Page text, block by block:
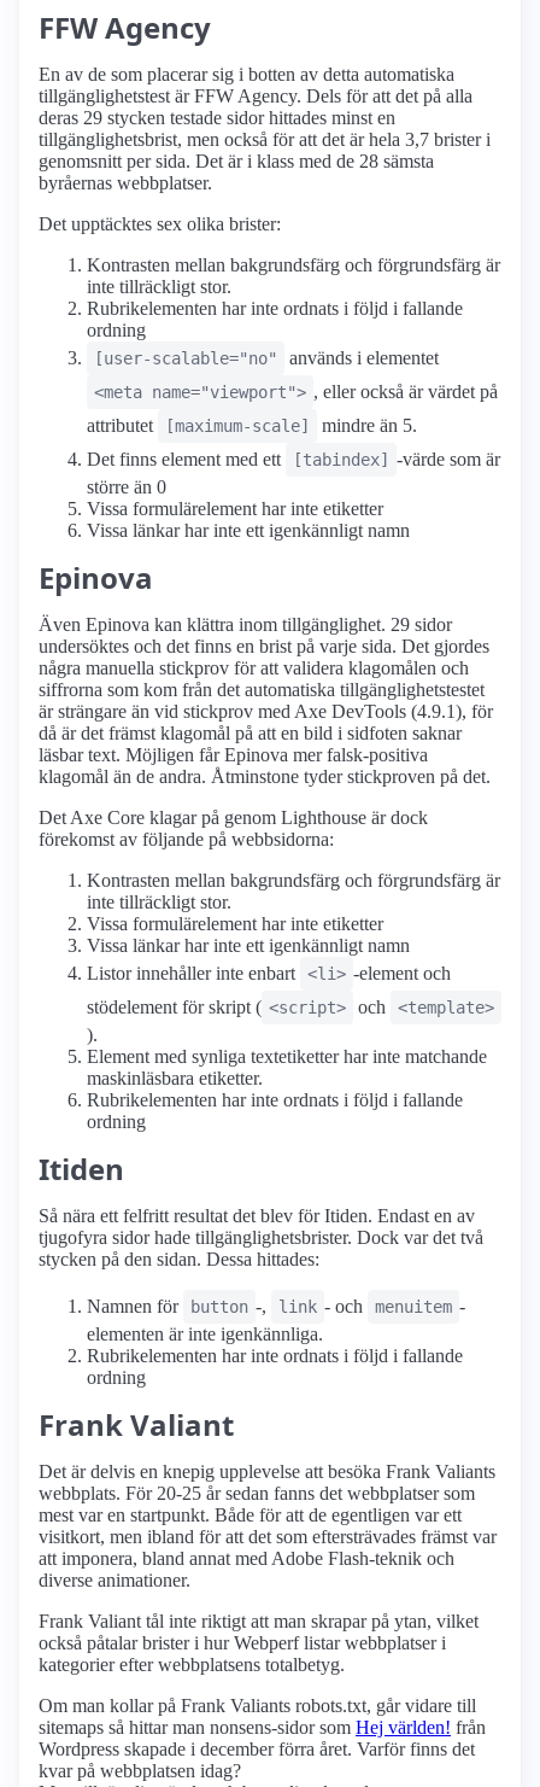
FFW Agency
En av de som placerar sig i botten av detta automatiska
tillgänglighetstest är FFW Agency. Dels för att det på alla
deras 29 stycken testade sidor hittades minst en
tillgänglighetsbrist, men också för att det är hela 3,7 brister i
genomsnitt per sida. Det är i klass med de 28 sämsta
byråernas webbplatser.
Det upptäcktes sex olika brister:
Kontrasten mellan bakgrundsfärg och förgrundsfärg är
inte tillräckligt stor.
Rubrikelementen har inte ordnats i följd i fallande
ordning
[user-scalable="no" används i elementet
<meta name="viewport"> , eller också är värdet på
attributet
[maximum-scale]
mindre än 5.
Det finns element med ett
[tabindex]
-värde som är
större än 0
Vissa formulärelement har inte etiketter
Vissa länkar har inte ett igenkännligt namn
Epinova
Även Epinova kan klättra inom tillgänglighet. 29 sidor
undersöktes och det finns en brist på varje sida. Det gjordes
några manuella stickprov för att validera klagomålen och
siffrorna som kom från det automatiska tillgänglighetstestet
är strängare än vid stickprov med Axe DevTools (4.9.1), för
då är det främst klagomål på att en bild i sidfoten saknar
läsbar text. Möjligen får Epinova mer falsk-positiva
klagomål än de andra. Åtminstone tyder stickproven på det.
Det Axe Core klagar på genom Lighthouse är dock
förekomst av följande på webbsidorna:
Kontrasten mellan bakgrundsfärg och förgrundsfärg är
inte tillräckligt stor.
Vissa formulärelement har inte etiketter
Vissa länkar har inte ett igenkännligt namn
Listor innehåller inte enbart
<li> -element och
stödelement för skript ( <script> och <template>
).
Element med synliga textetiketter har inte matchande
maskinläsbara etiketter.
Rubrikelementen har inte ordnats i följd i fallande
ordning
Itiden
Så nära ett felfritt resultat det blev för Itiden. Endast en av
tjugofyra sidor hade tillgänglighetsbrister. Dock var det två
stycken på den sidan. Dessa hittades:
Namnen för button -, link - och menuitem -
elementen är inte igenkännliga.
Rubrikelementen har inte ordnats i följd i fallande
ordning
Frank Valiant
Det är delvis en knepig upplevelse att besöka Frank Valiants
webbplats. För 20-25 år sedan fanns det webbplatser som
mest var en startpunkt. Både för att de egentligen var ett
visitkort, men ibland för att det som eftersträvades främst var
att imponera, bland annat med Adobe Flash-teknik och
diverse animationer.
Frank Valiant tål inte riktigt att man skrapar på ytan, vilket
också påtalar brister i hur Webperf listar webbplatser i
kategorier efter webbplatsens totalbetyg.
Om man kollar på Frank Valiants robots.txt, går vidare till
sitemaps så hittar man nonsens-sidor som Hej världen! från
Wordpress skapade i december förra året. Varför finns det
kvar på webbplatsen idag?